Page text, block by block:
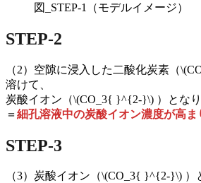
図_STEP-1（モデルイメージ）
STEP-2
（2）空隙に浸入した二酸化炭素（
溶けて、
炭酸イオン（\(CO_3{ }^{2-}\) ）となり
＝ 細孔溶液中の炭酸イオン濃度が高ま
STEP-3
（3）炭酸イオン（\(CO_3{ }^{2-}\) ）